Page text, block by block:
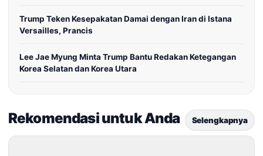
Trump Teken Kesepakatan Damai dengan Iran di Istana
Versailles, Prancis
Lee Jae Myung Minta Trump Bantu Redakan Ketegangan
Korea Selatan dan Korea Utara
Rekomendasi untuk Anda Selengkapnya